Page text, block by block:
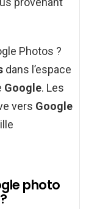
Photos ?
dans l’espace
Google. Les
vers Google
photo